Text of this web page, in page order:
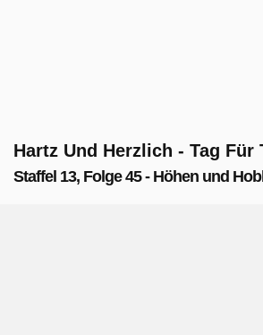
Hartz Und Herzlich - Tag Für
Staffel 13, Folge 45 - Höhen und